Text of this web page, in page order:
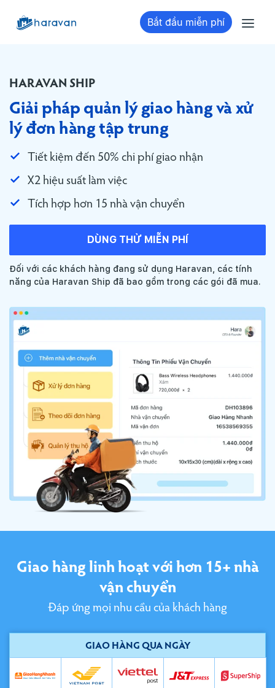
Bắt đầu miễn phí
HARAVAN SHIP
Giải pháp quản lý giao hàng và xử
lý đơn hàng tập trung
Tiết kiệm đến 50% chi phí giao nhận
X2 hiệu suất làm việc
Tích hợp hơn 15 nhà vận chuyển
DÙNG THỬ MIỄN PHÍ
Đối với các khách hàng đang sử dụng Haravan, các tính
năng của Haravan Ship đã bao gồm trong các gói đã mua.
Giao hàng linh hoạt với hơn 15+ nhà
vận chuyển
Đáp ứng mọi nhu cầu của khách hàng
GIAO HÀNG QUA NGÀY